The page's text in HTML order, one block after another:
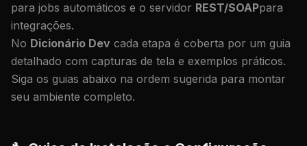
para jobs automáticos e o servidor REST/SOAPpara
integrações.
No Dicionário Dev cada etapa é coberta por um guia
detalhado com capturas de tela e exemplos práticos.
Siga os guias abaixo na ordem sugerida para montar
seu ambiente completo.